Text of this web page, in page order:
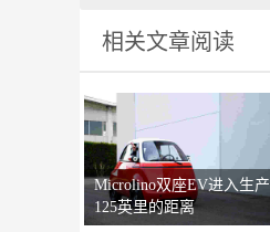
相关文章阅读
Microlino双座EV进入生产
125英里的距离